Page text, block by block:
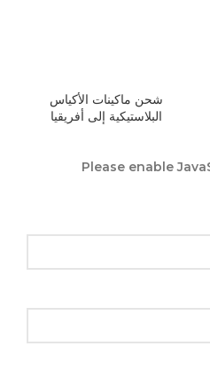
شحن ماكينات الأكياس
البلاستيكية إلى أفريقيا
Please enable